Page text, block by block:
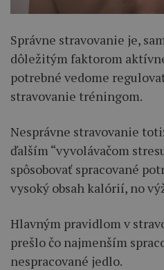
Správne stravovanie je,
dôležitým faktorom
potrebné vedome
stravovanie tréningom.
Nesprávne stravovanie
ďalším “vyvolávačom
spôsobovať spracované
vysoký obsah kalórií, no
Hlavným pravidlom v
prešlo čo najmenším
nespracované jedlo.